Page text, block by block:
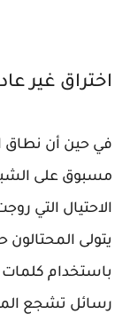
اختراق غير
مسبوق على
الاحتيال التي
باستخدام
رسائل تشجع